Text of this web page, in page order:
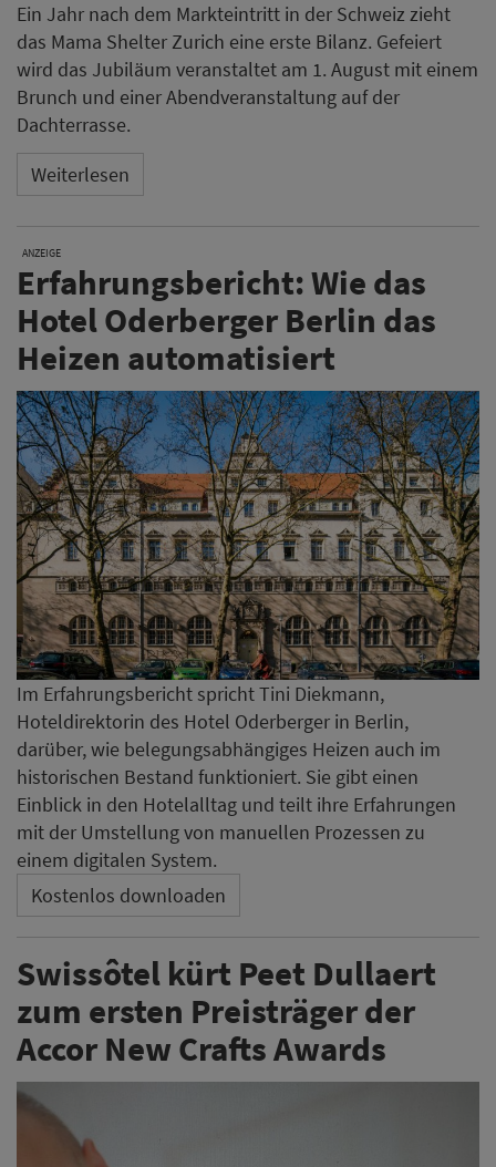
Ein Jahr nach dem Markteintritt in der Schweiz zieht
das Mama Shelter Zurich eine erste Bilanz. Gefeiert
wird das Jubiläum veranstaltet am 1. August mit einem
Brunch und einer Abendveranstaltung auf der
Dachterrasse.
Weiterlesen
ANZEIGE
Erfahrungsbericht: Wie das
Hotel Oderberger Berlin das
Heizen automatisiert
Im Erfahrungsbericht spricht Tini Diekmann,
Hoteldirektorin des Hotel Oderberger in Berlin,
darüber, wie belegungsabhängiges Heizen auch im
historischen Bestand funktioniert. Sie gibt einen
Einblick in den Hotelalltag und teilt ihre Erfahrungen
mit der Umstellung von manuellen Prozessen zu
einem digitalen System.
Kostenlos downloaden
Swissôtel kürt Peet Dullaert
zum ersten Preisträger der
Accor New Crafts Awards